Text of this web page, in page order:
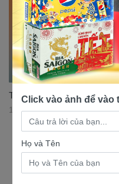
Top 3 mẫu xe Cub 50cc
17/07/2023 11:30:37
Click vào ảnh để
Họ và Tên